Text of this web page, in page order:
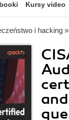
Kursy video
i hacking »